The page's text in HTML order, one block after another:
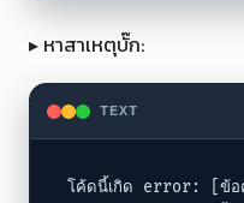
▸ หาสาเหตุบั๊ก:
TEXT
โค้ดนี้เกิด error: [ข้อ